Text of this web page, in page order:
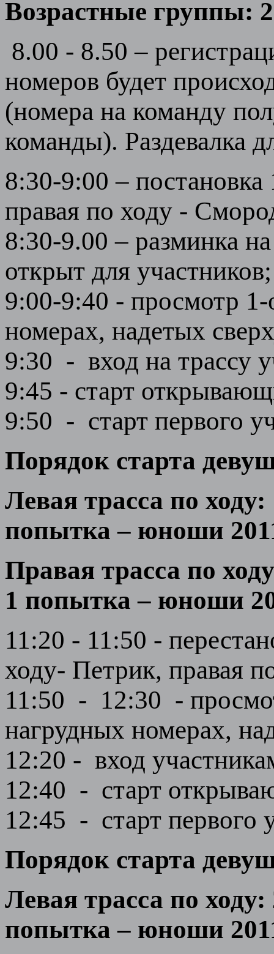
Возрастные группы:
8.00 - 8.50 –
номеров будет
(номера на команду
команды). Раздевалка
8:30-9:00 –
правая по ходу -
8:30-9.00 – разминка
открыт для участников;
9:00-9:40 - просмотр 1-
номерах, надетых
9:30 - вход на трассу
9:45 - старт
9:50 - старт первого
Порядок старта
Левая трасса по
попытка – юноши
Правая трасса по
1 попытка – юноши
11:20 - 11:50 -
ходу- Петрик, правая
11:50 - 12:30 -
нагрудных номерах,
12:20 - вход
12:40 - старт
12:45 - старт первого
Порядок старта
Левая трасса по
попытка – юноши